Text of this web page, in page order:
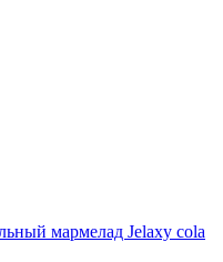
мармелад Jelaxy cola